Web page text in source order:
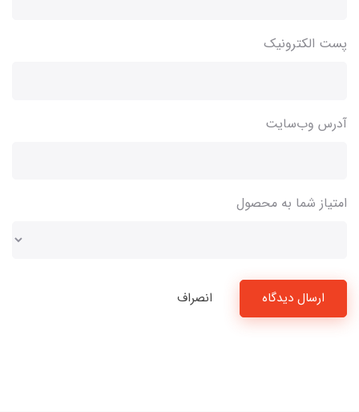
پست الکترونیک
آدرس وب‌سایت
امتیاز شما به محصول
ارسال دیدگاه انصراف